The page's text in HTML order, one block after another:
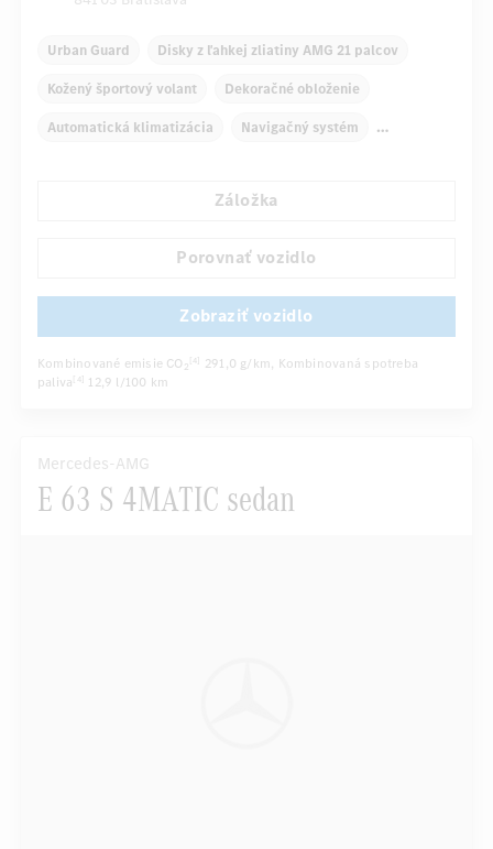
Urban Guard Disky z ľahkej zliatiny AMG 21 palcov
Kožený športový volant Dekoračné obloženie
Automatická klimatizácia Navigačný systém
Automatické stmievanie vnútorného/vonkajšieho zrkadla
Záložka
Porovnať vozidlo
Zobraziť vozidlo
Kombinované emisie CO 2 [4] 291,0 g/km, Kombinovaná spotreba
paliva
[4] 12,9 l/100 km
Mercedes-AMG
E 63 S 4MATIC sedan